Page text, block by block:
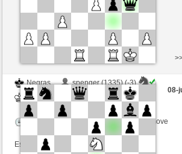
Negras
spenger (1335) (-3)
Blancas
Ottfried (1278) (+3)
Tiempo: 15 minutes/side + 0 seconds/move
Esta partida es por puntos
08-